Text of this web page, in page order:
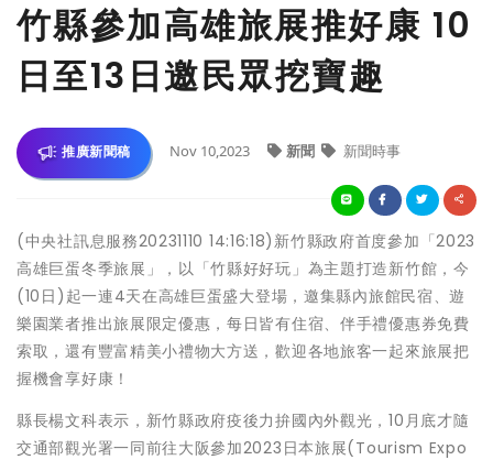
竹縣參加高雄旅展推好康 10
日至13日邀民眾挖寶趣
推廣新聞稿 Nov 10,2023 新聞 新聞時事
(中央社訊息服務20231110 14:16:18)新竹縣政府首度參加「2023
高雄巨蛋冬季旅展」，以「竹縣好好玩」為主題打造新竹館，今
(10日)起一連4天在高雄巨蛋盛大登場，邀集縣內旅館民宿、遊
樂園業者推出旅展限定優惠，每日皆有住宿、伴手禮優惠券免費
索取，還有豐富精美小禮物大方送，歡迎各地旅客一起來旅展把
握機會享好康！
縣長楊文科表示，新竹縣政府疫後力拚國內外觀光，10月底才隨
交通部觀光署一同前往大阪參加2023日本旅展(Tourism Expo